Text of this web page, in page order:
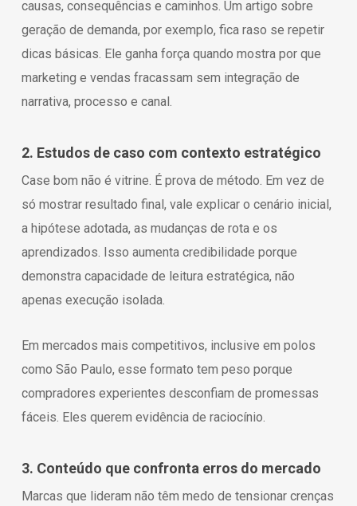
causas, consequências e caminhos. Um artigo sobre
geração de demanda, por exemplo, fica raso se repetir
dicas básicas. Ele ganha força quando mostra por que
marketing e vendas fracassam sem integração de
narrativa, processo e canal.
2. Estudos de caso com contexto estratégico
Case bom não é vitrine. É prova de método. Em vez de
só mostrar resultado final, vale explicar o cenário inicial,
a hipótese adotada, as mudanças de rota e os
aprendizados. Isso aumenta credibilidade porque
demonstra capacidade de leitura estratégica, não
apenas execução isolada.
Em mercados mais competitivos, inclusive em polos
como São Paulo, esse formato tem peso porque
compradores experientes desconfiam de promessas
fáceis. Eles querem evidência de raciocínio.
3. Conteúdo que confronta erros do mercado
Marcas que lideram não têm medo de tensionar crenças